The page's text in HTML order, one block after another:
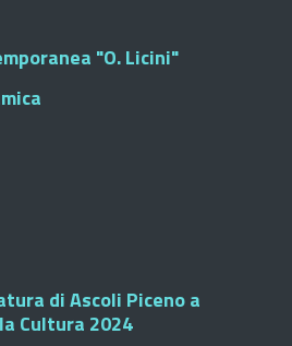
"O. Licini"
di Ascoli Piceno a
Cultura 2024